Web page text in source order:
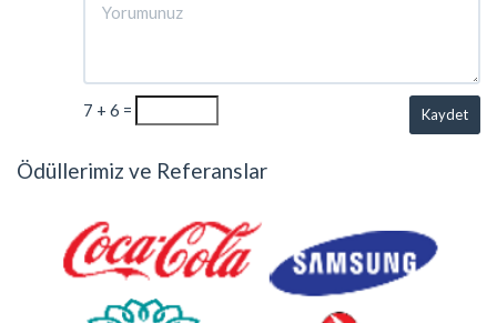
7 + 6 = Kaydet
Ödüllerimiz ve Referanslar